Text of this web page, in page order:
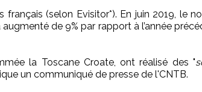
(selon Evisitor*). En juin 2019, le
de 9% par rapport à l’année
la Toscane Croate, ont réalisé des "
un communiqué de presse de l'CNTB.